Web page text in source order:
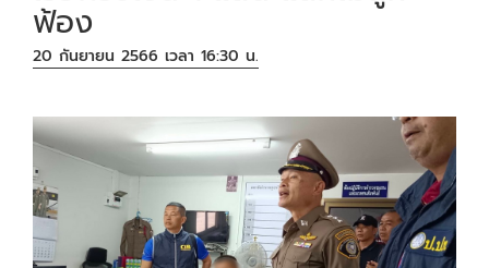
ฟ้อง
20 กันยายน 2566 เวลา 16:30 น.